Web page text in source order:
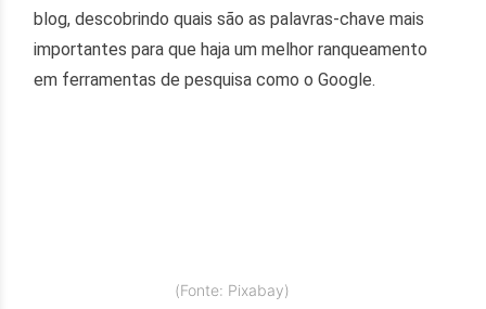
blog, descobrindo quais são as palavras-chave mais
importantes para que haja um melhor ranqueamento
em ferramentas de pesquisa como o Google.
(Fonte: Pixabay)